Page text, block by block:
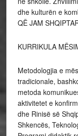
dhe kulturën e
QË JAM
KURRIKULA
Metodologjia e
tradicionale,
metoda
aktivitetet e
dhe Rinisë së
Shkencës,